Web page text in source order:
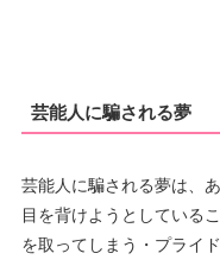
芸能人に騙される夢
芸能人に騙される夢は、
目を背けようとしている
を取ってしまう・プライ